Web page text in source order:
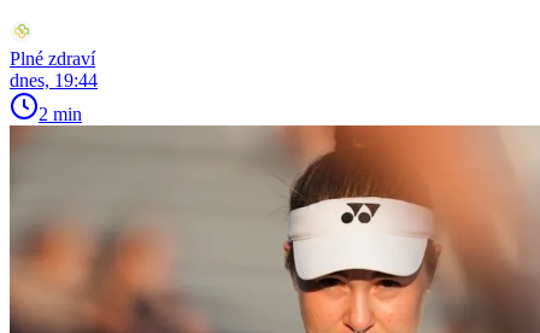
Plné zdraví
dnes, 19:44
2 min